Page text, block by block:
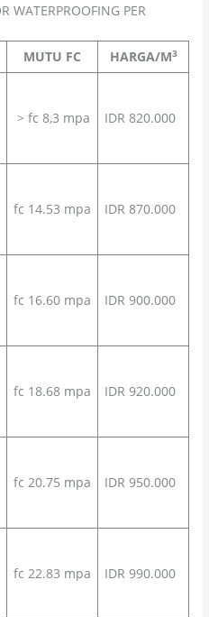
WATERPROOFING PER
MUTU FC HARGA/M3
> fc 8,3 mpa IDR 820.000
fc 14.53 mpa IDR 870.000
fc 16.60 mpa IDR 900.000
fc 18.68 mpa IDR 920.000
fc 20.75 mpa IDR 950.000
fc 22.83 mpa IDR 990.000